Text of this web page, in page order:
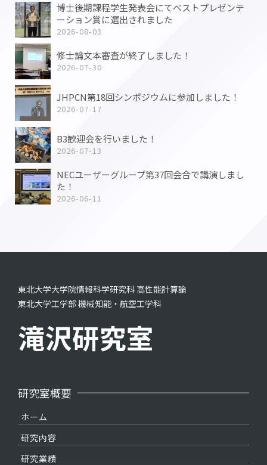
博士後期課程学生発表会にてベストプレゼンテ
ーション賞に選出されました
2026-08-03
修士論文本審査が終了しました！
2026-07-30
JHPCN第18回シンポジウムに参加しました！
2026-07-17
B3歓迎会を行いました！
2026-07-13
NECユーザーグループ第37回会合で講演しまし
た！
2026-06-11
東北大学大学院情報科学研究科 高性能計算論
東北大学工学部 機械知能・航空工学科
滝沢研究室
研究室概要
ホーム
研究内容
研究業績